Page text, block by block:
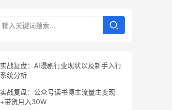
实战复盘：AI漫剧行业现状以及新手入行
系统分析
实战复盘：公众号读书博主流量主变现
+带货月入30W